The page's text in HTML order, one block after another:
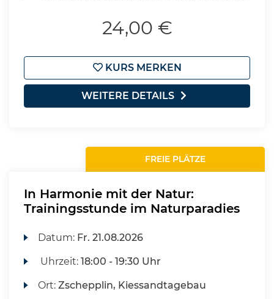
24,00 €
KURS MERKEN
WEITERE DETAILS
FREIE PLÄTZE
In Harmonie mit der Natur:
Trainingsstunde im Naturparadies
Datum: Fr. 21.08.2026
Uhrzeit:18:00 - 19:30 Uhr
Ort:Zschepplin, Kiessandtagebau